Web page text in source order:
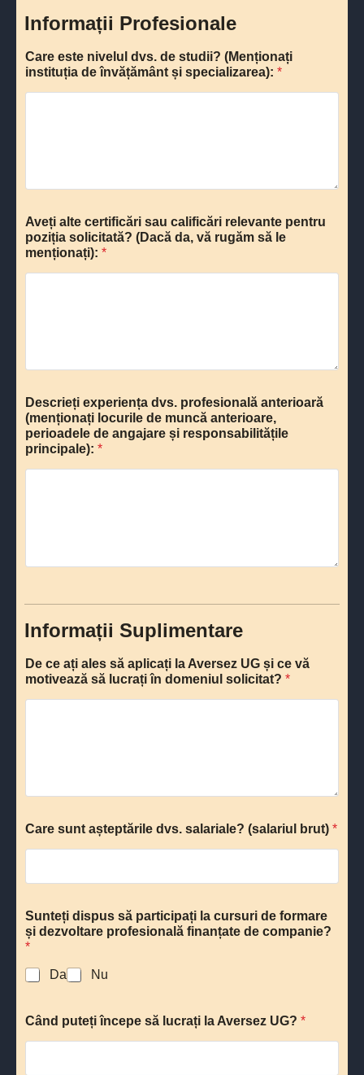
a
e
s
Informații Profesionale
Care este nivelul dvs. de studii? (Menționați
instituția de învățământ și specializarea): *
Aveți alte certificări sau calificări relevante pentru
poziția solicitată? (Dacă da, vă rugăm să le
menționați): *
Descrieți experiența dvs. profesională anterioară
(menționați locurile de muncă anterioare,
perioadele de angajare și responsabilitățile
principale): *
Informații Suplimentare
De ce ați ales să aplicați la Aversez UG și ce vă
motivează să lucrați în domeniul solicitat? *
Care sunt așteptările dvs. salariale? (salariul brut) *
Sunteți dispus să participați la cursuri de formare
și dezvoltare profesională finanțate de companie?
*
Da
Nu
Când puteți începe să lucrați la Aversez UG? *